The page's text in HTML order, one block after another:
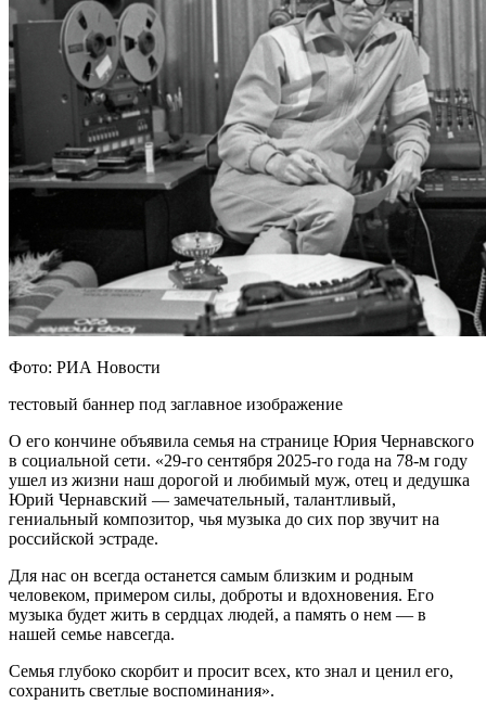
Фото: РИА Новости
тестовый баннер под заглавное изображение
О его кончине объявила семья на странице Юрия Чернавского
в социальной сети. «29-го сентября 2025-го года на 78-м году
ушел из жизни наш дорогой и любимый муж, отец и дедушка
Юрий Чернавский — замечательный, талантливый,
гениальный композитор, чья музыка до сих пор звучит на
российской эстраде.
Для нас он всегда останется самым близким и родным
человеком, примером силы, доброты и вдохновения. Его
музыка будет жить в сердцах людей, а память о нем — в
нашей семье навсегда.
Семья глубоко скорбит и просит всех, кто знал и ценил его,
сохранить светлые воспоминания».